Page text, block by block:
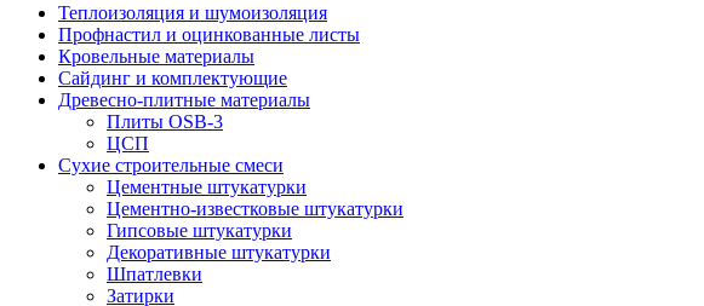
Теплоизоляция и шумоизоляция
Профнастил и оцинкованные листы
Кровельные материалы
Сайдинг и комплектующие
Древесно-плитные материалы
Плиты OSB-3
ЦСП
Сухие строительные смеси
Цементные штукатурки
Цементно-известковые штукатурки
Гипсовые штукатурки
Декоративные штукатурки
Шпатлевки
Затирки